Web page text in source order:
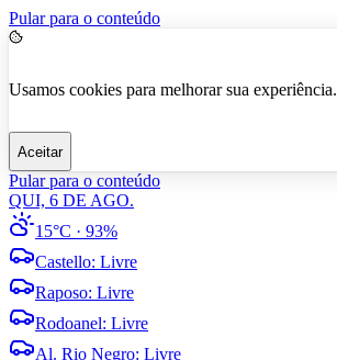
Pular para o conteúdo
Usamos cookies para melhorar sua experiência.
Aceitar
Pular para o conteúdo
QUI, 6 DE AGO.
15°C · 93%
Castello: Livre
Raposo: Livre
Rodoanel: Livre
Al. Rio Negro: Livre